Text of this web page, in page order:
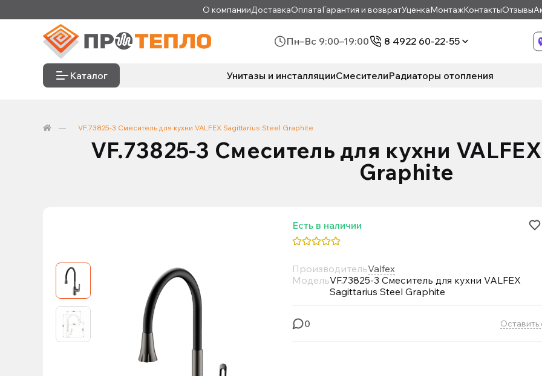
О компанииДоставкаОплатаГарантия и возвратУценкаМонтажКонтактыОтзывы
Пн–Вс 9:00–19:00 8 4922 60-22-55
Каталог Унитазы и инсталляцииСмесителиРадиаторы отопления
VF.73825-3 Смеситель для кухни VALFEX Sagittarius Steel Graphite
VF.73825-3 Смеситель для кухни
Graphite
Есть в наличии
ПроизводительValfex
МодельVF.73825-3 Смеситель для кухни VALFEX
Sagittarius Steel Graphite
0 Оставить